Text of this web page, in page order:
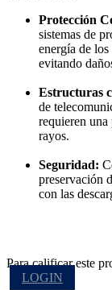
Protección
sistemas de
energía de los
evitando
Estructuras
de
requieren
rayos.
Seguridad:
preservación
con las
Para calificar este
LOGIN